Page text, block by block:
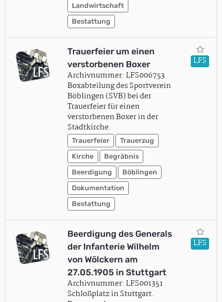
Landwirtschaft
Bestattung
Trauerfeier um einen
verstorbenen Boxer
Archivnummer: LFS006753
Boxabteilung des Sportverein
Böblingen (SVB) bei der
Trauerfeier für einen
verstorbenen Boxer in der
Stadtkirche.
Trauerfeier
Trauerzug
Kirche
Begräbnis
Beerdigung
Böblingen
Dokumentation
Bestattung
LFS
Beerdigung des Generals
der Infanterie Wilhelm
von Wölckern am
27.05.1905 in Stuttgart
Archivnummer: LFS001351
Schloßplatz in Stuttgart.
LFS